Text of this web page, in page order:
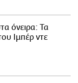
όνειρα: Τα
Ιμπέρ ντε